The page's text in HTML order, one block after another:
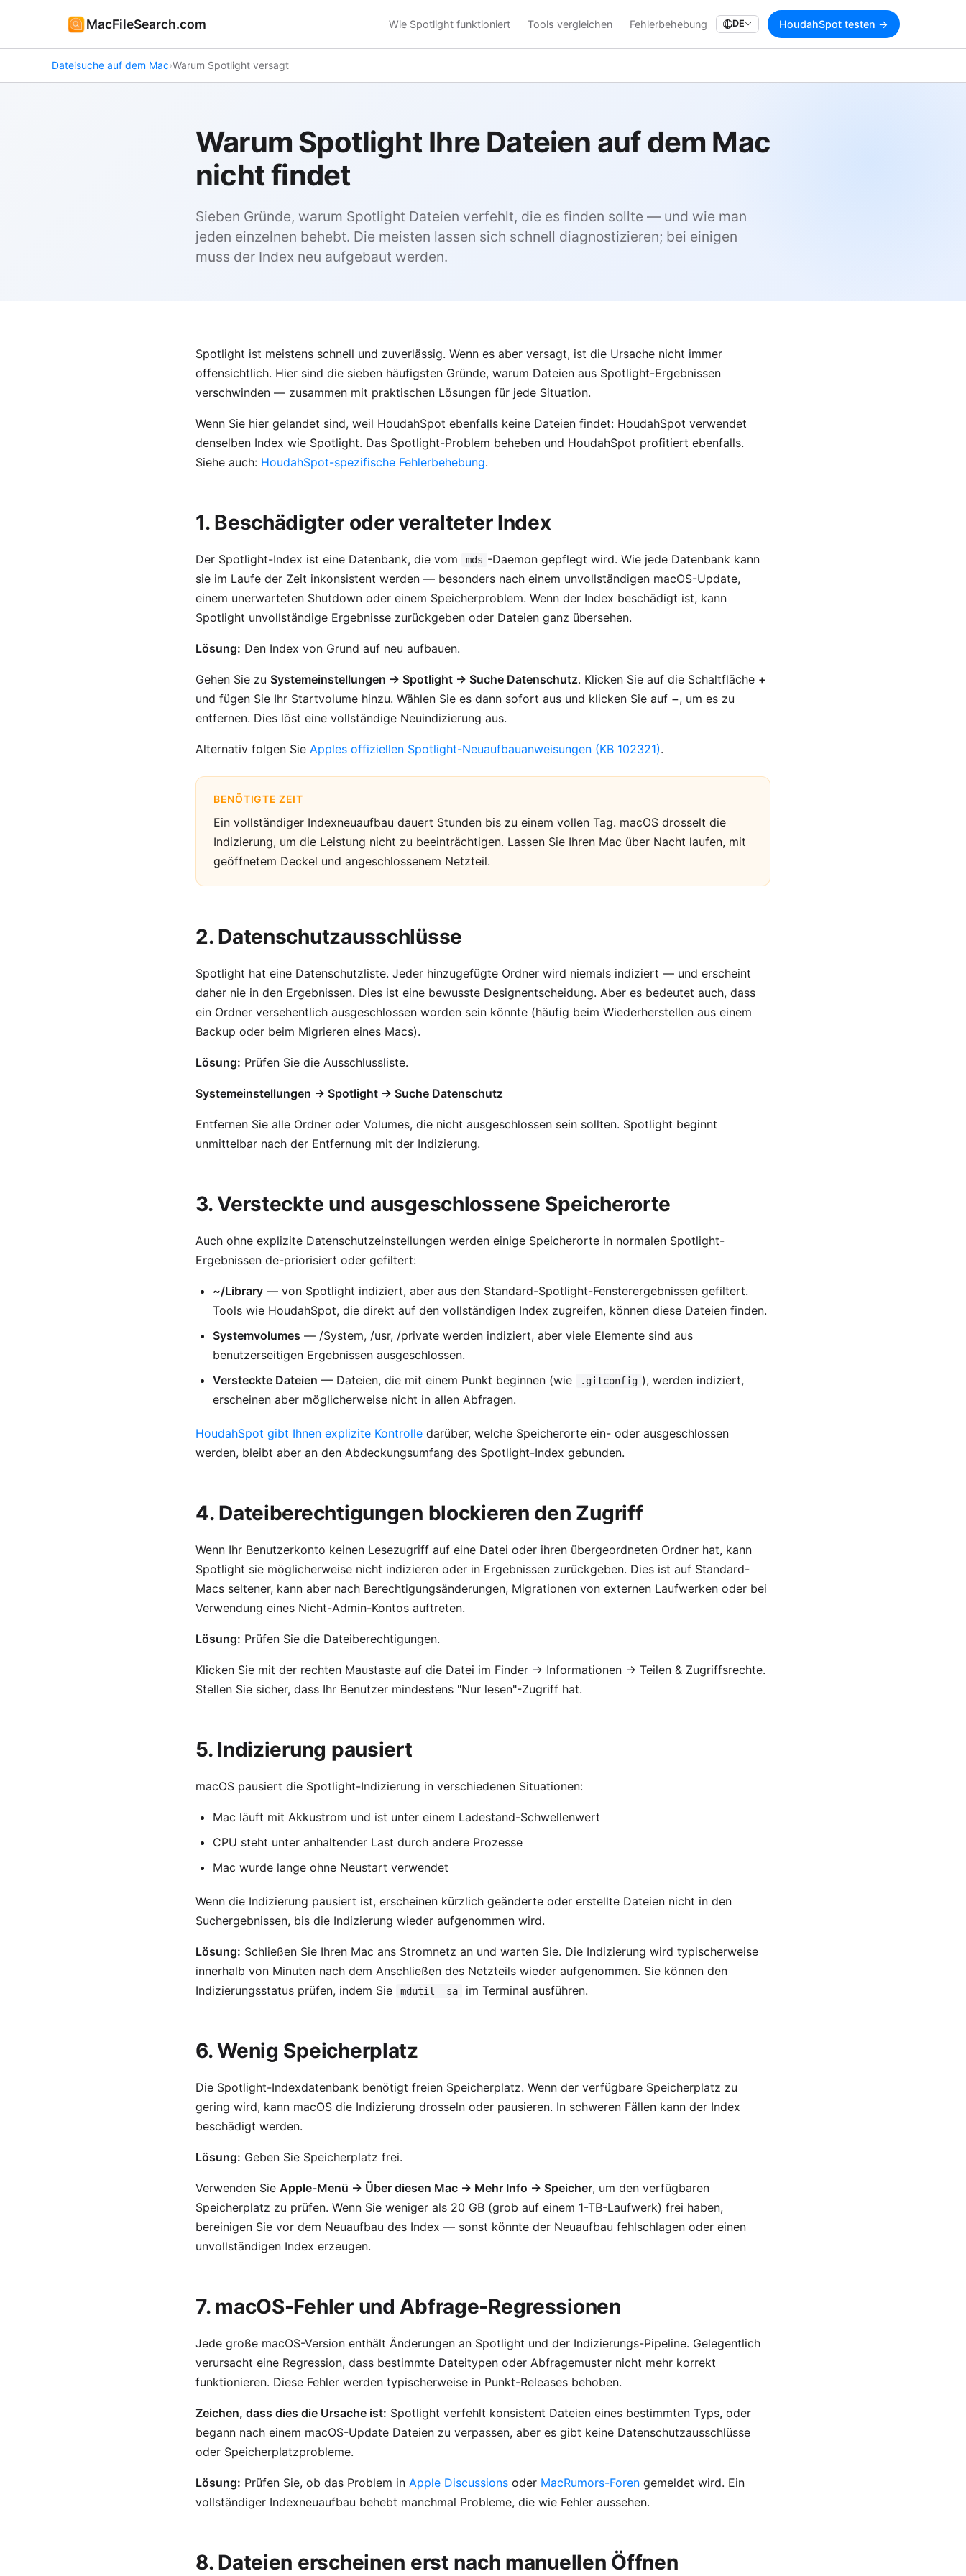
MacFileSearch.com Wie Spotlight funktioniert Tools vergleichen Fehlerbehebung DE HoudahSpot testen →
Dateisuche auf dem Mac›Warum Spotlight versagt
Warum Spotlight Ihre Dateien auf dem Mac
nicht findet
Sieben Gründe, warum Spotlight Dateien verfehlt, die es finden sollte — und wie man
jeden einzelnen behebt. Die meisten lassen sich schnell diagnostizieren; bei einigen
muss der Index neu aufgebaut werden.
Spotlight ist meistens schnell und zuverlässig. Wenn es aber versagt, ist die Ursache nicht immer
offensichtlich. Hier sind die sieben häufigsten Gründe, warum Dateien aus Spotlight-Ergebnissen
verschwinden — zusammen mit praktischen Lösungen für jede Situation.
Wenn Sie hier gelandet sind, weil HoudahSpot ebenfalls keine Dateien findet: HoudahSpot verwendet
denselben Index wie Spotlight. Das Spotlight-Problem beheben und HoudahSpot profitiert ebenfalls.
Siehe auch: HoudahSpot-spezifische Fehlerbehebung.
1. Beschädigter oder veralteter Index
Der Spotlight-Index ist eine Datenbank, die vom mds -Daemon gepflegt wird. Wie jede Datenbank kann
sie im Laufe der Zeit inkonsistent werden — besonders nach einem unvollständigen macOS-Update,
einem unerwarteten Shutdown oder einem Speicherproblem. Wenn der Index beschädigt ist, kann
Spotlight unvollständige Ergebnisse zurückgeben oder Dateien ganz übersehen.
Lösung: Den Index von Grund auf neu aufbauen.
Gehen Sie zu Systemeinstellungen → Spotlight → Suche Datenschutz. Klicken Sie auf die Schaltfläche +
und fügen Sie Ihr Startvolume hinzu. Wählen Sie es dann sofort aus und klicken Sie auf −, um es zu
entfernen. Dies löst eine vollständige Neuindizierung aus.
Alternativ folgen Sie Apples offiziellen Spotlight-Neuaufbauanweisungen (KB 102321).
BENÖTIGTE ZEIT
Ein vollständiger Indexneuaufbau dauert Stunden bis zu einem vollen Tag. macOS drosselt die
Indizierung, um die Leistung nicht zu beeinträchtigen. Lassen Sie Ihren Mac über Nacht laufen, mit
geöffnetem Deckel und angeschlossenem Netzteil.
2. Datenschutzausschlüsse
Spotlight hat eine Datenschutzliste. Jeder hinzugefügte Ordner wird niemals indiziert — und erscheint
daher nie in den Ergebnissen. Dies ist eine bewusste Designentscheidung. Aber es bedeutet auch, dass
ein Ordner versehentlich ausgeschlossen worden sein könnte (häufig beim Wiederherstellen aus einem
Backup oder beim Migrieren eines Macs).
Lösung: Prüfen Sie die Ausschlussliste.
Systemeinstellungen → Spotlight → Suche Datenschutz
Entfernen Sie alle Ordner oder Volumes, die nicht ausgeschlossen sein sollten. Spotlight beginnt
unmittelbar nach der Entfernung mit der Indizierung.
3. Versteckte und ausgeschlossene Speicherorte
Auch ohne explizite Datenschutzeinstellungen werden einige Speicherorte in normalen Spotlight-
Ergebnissen de-priorisiert oder gefiltert:
~/Library — von Spotlight indiziert, aber aus den Standard-Spotlight-Fensterergebnissen gefiltert.
Tools wie HoudahSpot, die direkt auf den vollständigen Index zugreifen, können diese Dateien finden.
Systemvolumes — /System, /usr, /private werden indiziert, aber viele Elemente sind aus
benutzerseitigen Ergebnissen ausgeschlossen.
Versteckte Dateien — Dateien, die mit einem Punkt beginnen (wie .gitconfig ), werden indiziert,
erscheinen aber möglicherweise nicht in allen Abfragen.
HoudahSpot gibt Ihnen explizite Kontrolle darüber, welche Speicherorte ein- oder ausgeschlossen
werden, bleibt aber an den Abdeckungsumfang des Spotlight-Index gebunden.
4. Dateiberechtigungen blockieren den Zugriff
Wenn Ihr Benutzerkonto keinen Lesezugriff auf eine Datei oder ihren übergeordneten Ordner hat, kann
Spotlight sie möglicherweise nicht indizieren oder in Ergebnissen zurückgeben. Dies ist auf Standard-
Macs seltener, kann aber nach Berechtigungsänderungen, Migrationen von externen Laufwerken oder bei
Verwendung eines Nicht-Admin-Kontos auftreten.
Lösung: Prüfen Sie die Dateiberechtigungen.
Klicken Sie mit der rechten Maustaste auf die Datei im Finder → Informationen → Teilen & Zugriffsrechte.
Stellen Sie sicher, dass Ihr Benutzer mindestens "Nur lesen"-Zugriff hat.
5. Indizierung pausiert
macOS pausiert die Spotlight-Indizierung in verschiedenen Situationen:
Mac läuft mit Akkustrom und ist unter einem Ladestand-Schwellenwert
CPU steht unter anhaltender Last durch andere Prozesse
Mac wurde lange ohne Neustart verwendet
Wenn die Indizierung pausiert ist, erscheinen kürzlich geänderte oder erstellte Dateien nicht in den
Suchergebnissen, bis die Indizierung wieder aufgenommen wird.
Lösung: Schließen Sie Ihren Mac ans Stromnetz an und warten Sie. Die Indizierung wird typischerweise
innerhalb von Minuten nach dem Anschließen des Netzteils wieder aufgenommen. Sie können den
Indizierungsstatus prüfen, indem Sie
mdutil -sa im Terminal ausführen.
6. Wenig Speicherplatz
Die Spotlight-Indexdatenbank benötigt freien Speicherplatz. Wenn der verfügbare Speicherplatz zu
gering wird, kann macOS die Indizierung drosseln oder pausieren. In schweren Fällen kann der Index
beschädigt werden.
Lösung: Geben Sie Speicherplatz frei.
Verwenden Sie Apple-Menü → Über diesen Mac → Mehr Info → Speicher, um den verfügbaren
Speicherplatz zu prüfen. Wenn Sie weniger als 20 GB (grob auf einem 1-TB-Laufwerk) frei haben,
bereinigen Sie vor dem Neuaufbau des Index — sonst könnte der Neuaufbau fehlschlagen oder einen
unvollständigen Index erzeugen.
7. macOS-Fehler und Abfrage-Regressionen
Jede große macOS-Version enthält Änderungen an Spotlight und der Indizierungs-Pipeline. Gelegentlich
verursacht eine Regression, dass bestimmte Dateitypen oder Abfragemuster nicht mehr korrekt
funktionieren. Diese Fehler werden typischerweise in Punkt-Releases behoben.
Zeichen, dass dies die Ursache ist: Spotlight verfehlt konsistent Dateien eines bestimmten Typs, oder
begann nach einem macOS-Update Dateien zu verpassen, aber es gibt keine Datenschutzausschlüsse
oder Speicherplatzprobleme.
Lösung: Prüfen Sie, ob das Problem in Apple Discussions oder MacRumors-Foren gemeldet wird. Ein
vollständiger Indexneuaufbau behebt manchmal Probleme, die wie Fehler aussehen.
8. Dateien erscheinen erst nach manuellen Öffnen